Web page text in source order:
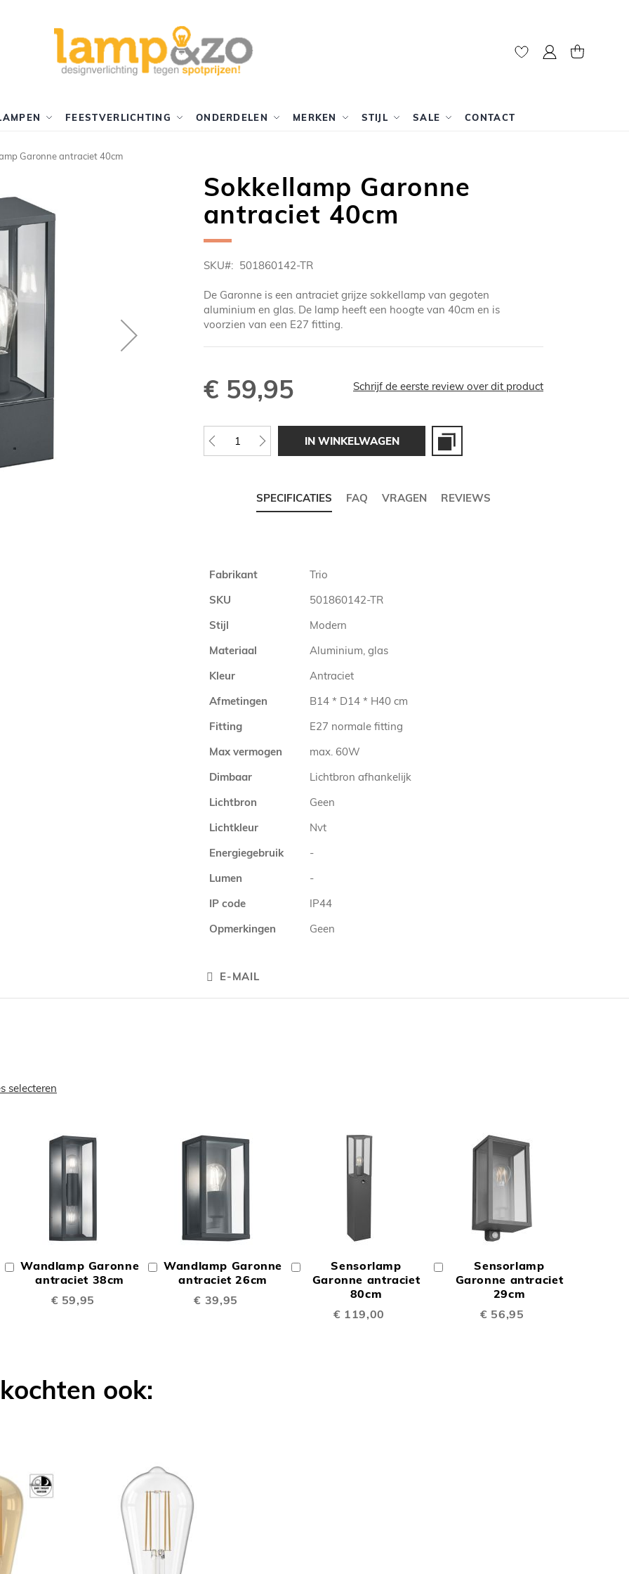
Mijn account
FEESTVERLICHTING ONDERDELEN MERKEN STIJL SALE CONTACT
Garonne antraciet 40cm
Sokkellamp Garonne
antraciet 40cm
SKU 501860142-TR
De Garonne is een antraciet grijze sokkellamp van gegoten
aluminium en glas. De lamp heeft een hoogte van 40cm en is
voorzien van een E27 fitting.
€ 59,95 Schrijf de eerste review over dit product
IN WINKELWAGEN
SPECIFICATIES FAQ VRAGEN REVIEWS
Meer
Fabrikant
Trio
SKU
501860142-TR
Stijl
Modern
Materiaal
Aluminium, glas
Kleur
Antraciet
Afmetingen
B14 * D14 * H40 cm
Fitting
E27 normale fitting
Max vermogen
max. 60W
Dimbaar
Lichtbron afhankelijk
Lichtbron
Geen
Lichtkleur
Nvt
Energiegebruik
-
Lumen
-
IP code
IP44
Opmerkingen
Geen
E-MAIL
selecteren
Wandlamp Garonne
antraciet 38cm
€ 59,95
In
Winkelwagen
TE
Wandlamp Garonne
antraciet 26cm
€ 39,95
In
Winkelwagen
TE
Sensorlamp
Garonne antraciet
80cm
€ 119,00
Winkelwagen
TE
Sensorlamp
Garonne antraciet
29cm
€ 56,95
Winkelwagen
TE
ook: